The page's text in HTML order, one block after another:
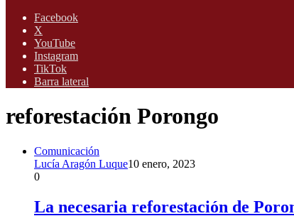
Facebook
X
YouTube
Instagram
TikTok
Barra lateral
reforestación Porongo
Comunicación
Lucía Aragón Luque10 enero, 2023
0
La necesaria reforestación de